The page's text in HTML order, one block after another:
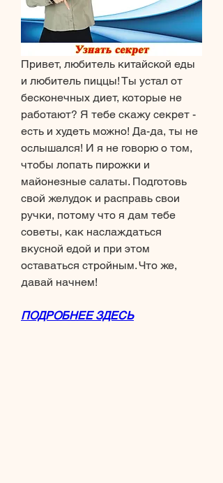
Привет, любитель китайской еды
и любитель пиццы! Ты устал от
бесконечных диет, которые не
работают? Я тебе скажу секрет -
есть и худеть можно! Да-да, ты не
ослышался! И я не говорю о том,
чтобы лопать пирожки и
майонезные салаты. Подготовь
свой желудок и расправь свои
ручки, потому что я дам тебе
советы, как наслаждаться
вкусной едой и при этом
оставаться стройным. Что же,
давай начнем!
ПОДРОБНЕЕ ЗДЕСЬ